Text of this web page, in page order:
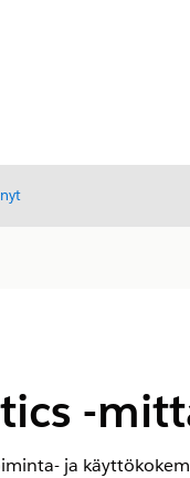
-
ja